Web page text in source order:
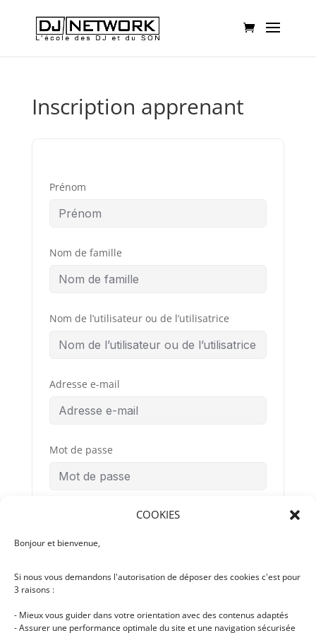
COOKIES
Bonjour et bienvenue,
Si nous vous demandons l'autorisation de déposer des cookies c'est pour
3 raisons :
- Mieux vous guider dans votre orientation avec des contenus adaptés
- Assurer une performance optimale du site et une navigation sécurisée
Inscription apprenant
Prénom
Nom de famille
Nom de l’utilisateur ou de l’utilisatrice
Adresse e-mail
Mot de passe
Confirmation du mot de passe
Conditions
d’Utilisation